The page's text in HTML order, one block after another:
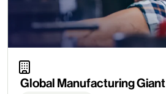
Global Manufacturing Giant